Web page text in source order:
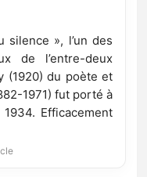
silence », l’un des
de l’entre-deux
(1920) du poète et
1971) fut porté à
Efficacement